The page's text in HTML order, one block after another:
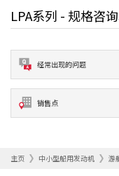
LPA系列 - 规格咨
经常出现的问题
销售点
主页 中小型船用发动机 游